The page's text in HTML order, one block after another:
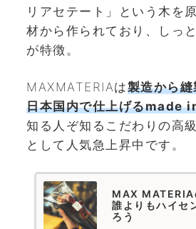
リアセテート」という木を
材から作られており、しっ
が特徴。
MAXMATERIAは製造から
日本国内で仕上げるmade
知る人ぞ知るこだわりの高
として人気急上昇中です。
MAX MATERIA
誰よりもハイセ
ろう